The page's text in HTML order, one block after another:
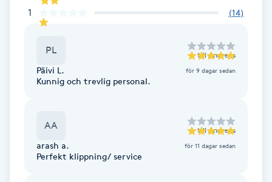
Fotsvamp
Fransar
Fransfärgning
1 (14)
PL till Andreas
Päivi L. för 9 dagar sedan
Kunnig och trevlig personal.
AA till Andreas
arash a. för 11 dagar sedan
Perfekt klippning/ service